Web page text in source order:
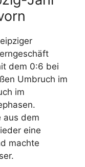
dem 0:6 bei
Umbruch im
im
aus dem
eine
machte